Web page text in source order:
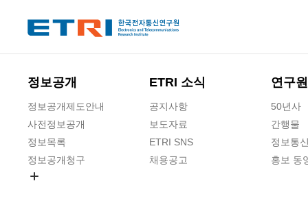
정보공개
정보공개제도안내
사전정보공개
정보목록
정보공개청구
ETRI 소식
공지사항
보도자료
ETRI SNS
채용공고
연구
50년사
간행물
정보통
홍보 동